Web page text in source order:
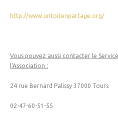
http://www.untoitenpartage.org/
Vous pouvez aussi contacter le
l'Association :
24 rue Bernard Palissy 37000 Tours
02-47-60-51-55